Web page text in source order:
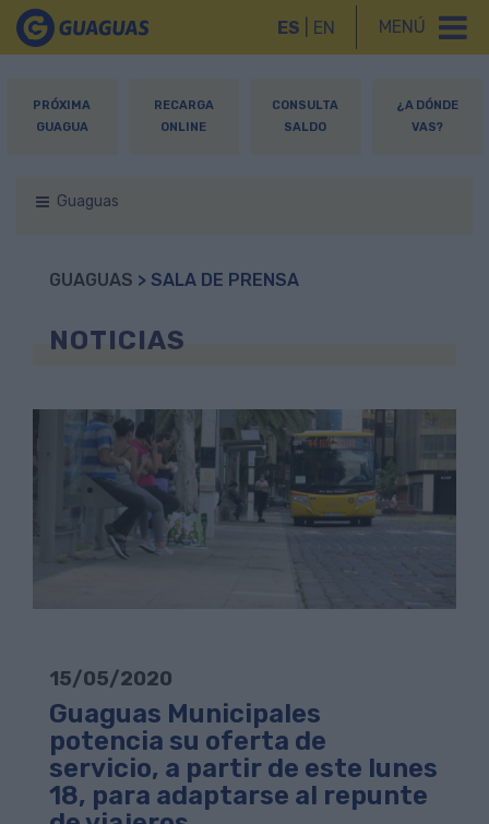
MENÚ
ES EN
PRÓXIMA
GUAGUA
RECARGA
ONLINE
CONSULTA
SALDO
¿A DÓNDE
VAS?
Guaguas
GUAGUAS > SALA DE PRENSA
NOTICIAS
15/05/2020
Guaguas Municipales
potencia su oferta de
servicio, a partir de este lunes
18, para adaptarse al repunte